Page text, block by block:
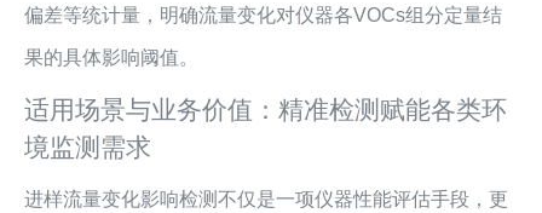
偏差等统计量，明确流量变化对仪器各VOCs组分定量结
果的具体影响阈值。
适用场景与业务价值：精准检测赋能各类环
境监测需求
进样流量变化影响检测不仅是一项仪器性能评估手段，更